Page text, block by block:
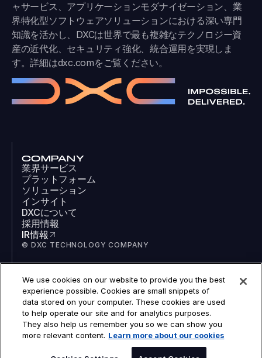
ャサービス、アプリケーションモダナイゼーション、業
界特化型ソフトウェアソリューションにおける深い専門
知識を活かし、DXCは世界で最も複雑なテクノロジー資
産の近代化、セキュリティ強化、統合運用を実現しま
す。詳細はdxc.comをご覧ください。
COMPANY
業界サービス
プラットフォーム
ソリューション
インサイト
DXCについて
採用情報
IR情報
© DXC TECHNOLOGY COMPANY
SOCIAL
LinkedIn
Facebook
Instagram
YouTube
COOKIES
We use cookies on our website to provide you the best
experience possible. Cookies are small snippets of
data stored on your computer. These cookies are used
to help operate our site and for analytics purposes.
They also help us remember you so we can show you
more relevant content. Learn more about our cookies